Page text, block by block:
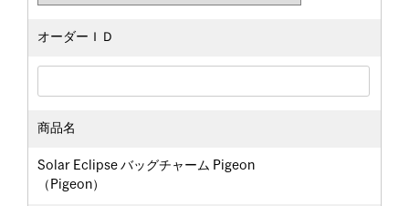
オーダーＩＤ
商品名
Solar Eclipse バッグチャーム Pigeon
（Pigeon）